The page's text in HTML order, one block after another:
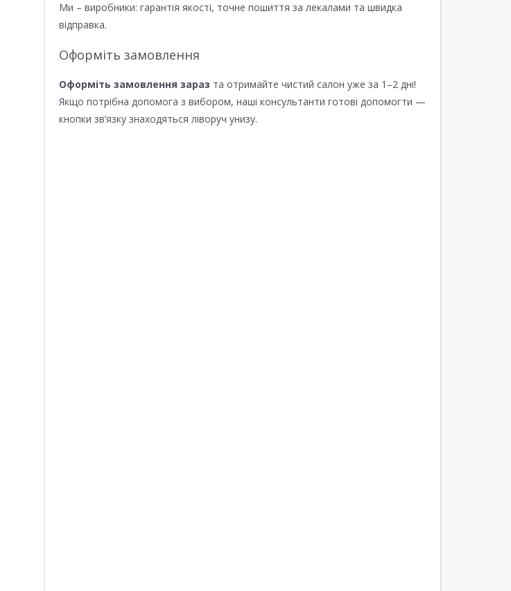
Ми – виробники: гарантія якості, точне пошиття за лекалами та швидка
відправка.
Оформіть замовлення
Оформіть замовлення зараз та отримайте чистий салон уже за 1–2 дні!
Якщо потрібна допомога з вибором, наші консультанти готові допомогти —
кнопки зв’язку знаходяться ліворуч унизу.